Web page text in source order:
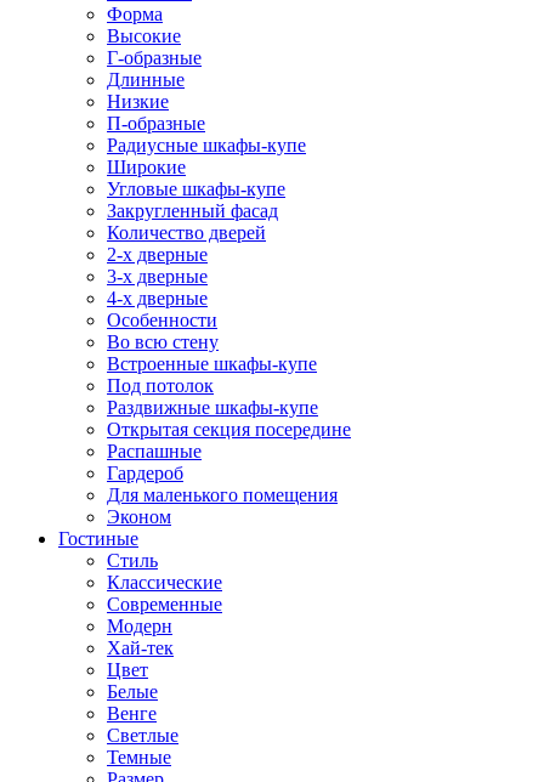
Форма
Высокие
Г-образные
Длинные
Низкие
П-образные
Радиусные шкафы-купе
Широкие
Угловые шкафы-купе
Закругленный фасад
Количество дверей
2-х дверные
3-х дверные
4-х дверные
Особенности
Во всю стену
Встроенные шкафы-купе
Под потолок
Раздвижные шкафы-купе
Открытая секция посередине
Распашные
Гардероб
Для маленького помещения
Эконом
Гостиные
Стиль
Классические
Современные
Модерн
Хай-тек
Цвет
Белые
Венге
Светлые
Темные